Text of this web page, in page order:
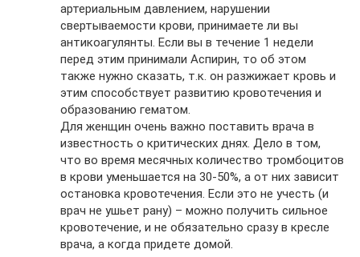
артериальным давлением, нарушении
свертываемости крови, принимаете ли вы
антикоагулянты. Если вы в течение 1 недели
перед этим принимали Аспирин, то об этом
также нужно сказать, т.к. он разжижает кровь и
этим способствует развитию кровотечения и
образованию гематом.
Для женщин очень важно поставить врача в
известность о критических днях. Дело в том,
что во время месячных количество тромбоцитов
в крови уменьшается на 30-50%, а от них зависит
остановка кровотечения. Если это не учесть (и
врач не ушьет рану) – можно получить сильное
кровотечение, и не обязательно сразу в кресле
врача, а когда придете домой.